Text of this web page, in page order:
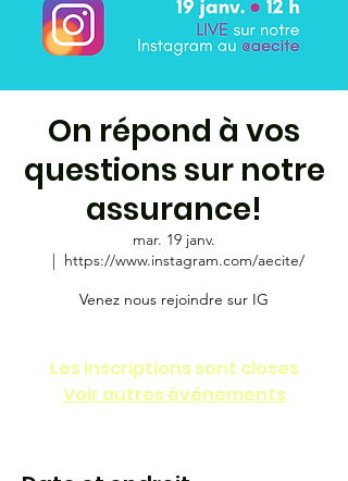
On répond à vos
questions sur notre
assurance!
mar. 19 janv.
  |
https://www.instagram.com/aecite/
Venez nous rejoindre sur IG
Les inscriptions sont closes
Voir autres événements